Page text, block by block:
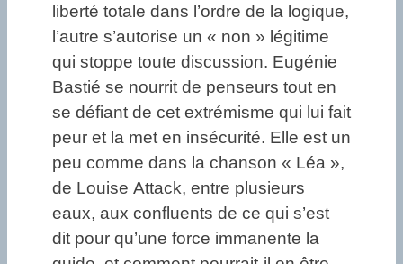
liberté totale dans l’ordre de la logique,
l’autre s’autorise un « non » légitime
qui stoppe toute discussion. Eugénie
Bastié se nourrit de penseurs tout en
se défiant de cet extrémisme qui lui fait
peur et la met en insécurité. Elle est un
peu comme dans la chanson « Léa »,
de Louise Attack, entre plusieurs
eaux, aux confluents de ce qui s’est
dit pour qu’une force immanente la